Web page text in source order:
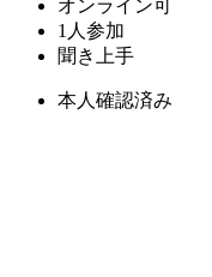
オンライン可
1人参加
聞き上手
本人確認済み